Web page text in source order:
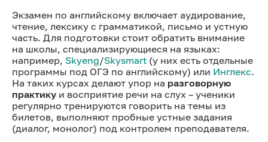
Экзамен по английскому включает аудирование,
чтение, лексику с грамматикой, письмо и устную
часть. Для подготовки стоит обратить внимание
на школы, специализирующиеся на языках:
например, Skyeng/Skysmart (у них есть отдельные
программы под ОГЭ по английскому) или Инглекс.
На таких курсах делают упор на разговорную
практику и восприятие речи на слух – ученики
регулярно тренируются говорить на темы из
билетов, выполняют пробные устные задания
(диалог, монолог) под контролем преподавателя.